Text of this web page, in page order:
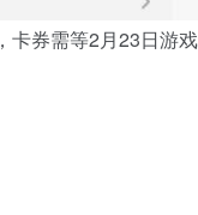
，卡券需等2月23日游